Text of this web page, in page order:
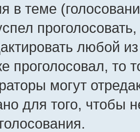
в теме
любой
проголосовал, то
могут
для того, чтобы